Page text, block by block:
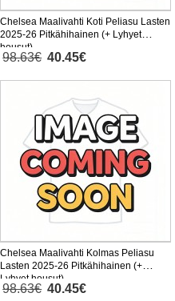
Chelsea Maalivahti Koti Peliasu Lasten
2025-26 Pitkähihainen (+ Lyhyet
housut)
98.63€ 40.45€
Chelsea Maalivahti Kolmas Peliasu
Lasten 2025-26 Pitkähihainen (+
Lyhyet housut)
98.63€ 40.45€